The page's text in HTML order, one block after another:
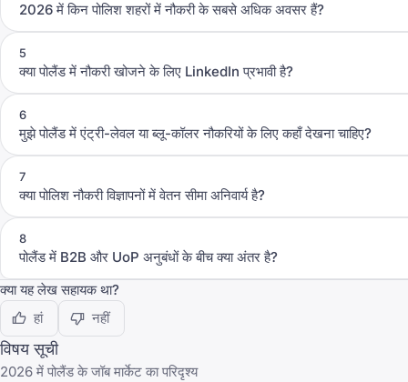
2026 में किन पोलिश शहरों में नौकरी के सबसे अधिक अवसर हैं?
5
क्या पोलैंड में नौकरी खोजने के लिए LinkedIn प्रभावी है?
6
मुझे पोलैंड में एंट्री-लेवल या ब्लू-कॉलर नौकरियों के लिए कहाँ देखना चाहिए?
7
क्या पोलिश नौकरी विज्ञापनों में वेतन सीमा अनिवार्य है?
8
पोलैंड में B2B और UoP अनुबंधों के बीच क्या अंतर है?
क्या यह लेख सहायक था?
हां
नहीं
विषय सूची
2026 में पोलैंड के जॉब मार्केट का परिदृश्य